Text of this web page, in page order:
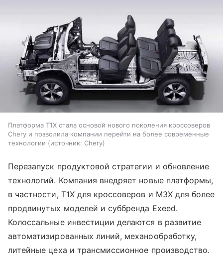
Платформа T1X стала основой нового поколения кроссоверов
Chery и позволила компании перейти на более современные
технологии
источник: Chery
Перезапуск продуктовой стратегии и обновление
технологий. Компания внедряет новые платформы,
в частности, T1X для кроссоверов и M3X для более
продвинутых моделей и суббренда Exeed.
Колоссальные инвестиции делаются в развитие
автоматизированных линий, механообработку,
литейные цеха и трансмиссионное производство.